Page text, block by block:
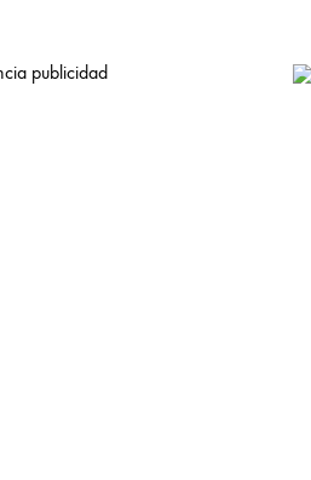
publicidad